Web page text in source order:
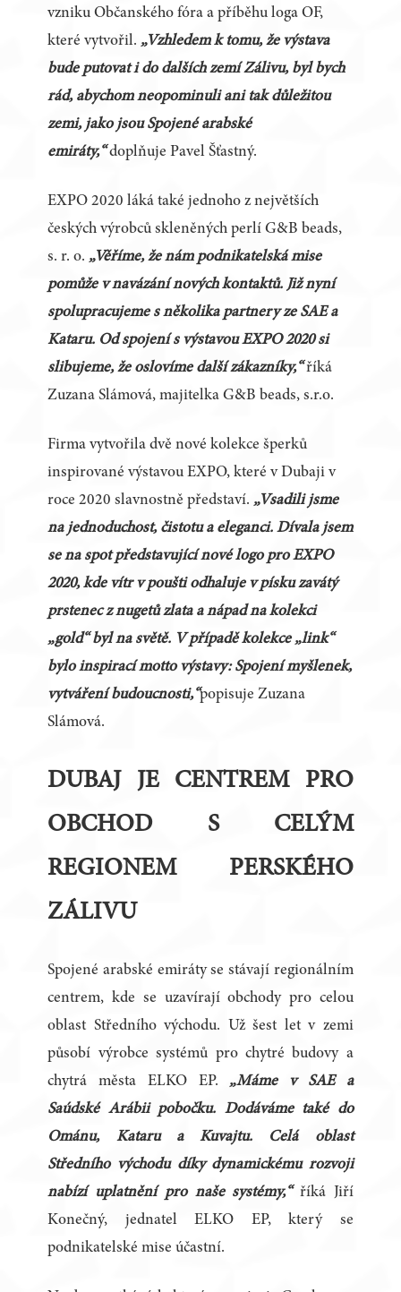
vzniku Občanského fóra a příběhu loga OF,
které vytvořil. „Vzhledem k tomu, že výstava
bude putovat i do dalších zemí Zálivu, byl bych
rád, abychom neopominuli ani tak důležitou
zemi, jako jsou Spojené arabské
emiráty,“doplňuje Pavel Šťastný.
EXPO 2020 láká také jednoho z největších
českých výrobců skleněných perlí G&B beads,
s. r. o. „Věříme, že nám podnikatelská mise
pomůže v navázání nových kontaktů. Již nyní
spolupracujeme s několika partnery ze SAE a
Kataru. Od spojení s výstavou EXPO 2020 si
slibujeme, že oslovíme další zákazníky,“říká
Zuzana Slámová, majitelka G&B beads, s.r.o.
Firma vytvořila dvě nové kolekce šperků
inspirované výstavou EXPO, které v Dubaji v
roce 2020 slavnostně představí. „Vsadili jsme
na jednoduchost, čistotu a eleganci. Dívala jsem
se na spot představující nové logo pro EXPO
2020, kde vítr v poušti odhaluje v písku zavátý
prstenec z nugetů zlata a nápad na kolekci
„gold“ byl na světě. V případě kolekce „link“
bylo inspirací motto výstavy: Spojení myšlenek,
vytváření budoucnosti,“popisuje Zuzana
Slámová.
DUBAJ JE CENTREM PRO
OBCHOD S CELÝM
REGIONEM PERSKÉHO
ZÁLIVU
Spojené arabské emiráty se stávají regionálním
centrem, kde se uzavírají obchody pro celou
oblast Středního východu. Už šest let v zemi
působí výrobce systémů pro chytré budovy a
chytrá města ELKO EP. „Máme v SAE a
Saúdské Arábii pobočku. Dodáváme také do
Ománu, Kataru a Kuvajtu. Celá oblast
Středního východu díky dynamickému rozvoji
nabízí uplatnění pro naše systémy,“říká Jiří
Konečný, jednatel ELKO EP, který se
podnikatelské mise účastní.